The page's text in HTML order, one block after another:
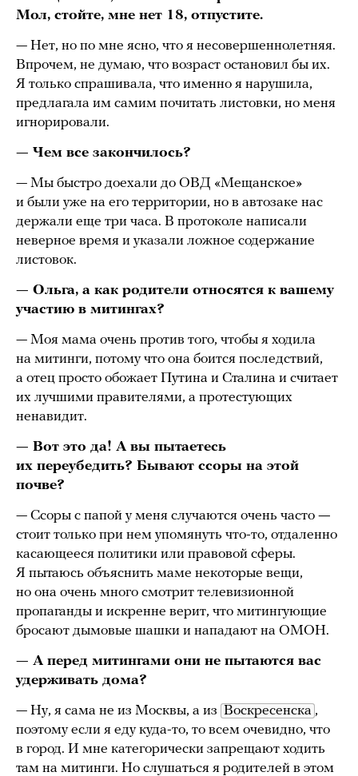
Мол, стойте, мне нет 18, отпустите.
— Нет, но по мне ясно, что я несовершеннолетняя.
Впрочем, не думаю, что возраст остановил бы их.
Я только спрашивала, что именно я нарушила,
предлагала им самим почитать листовки, но меня
игнорировали.
— Чем все закончилось?
— Мы быстро доехали до ОВД «Мещанское»
и были уже на его территории, но в автозаке нас
держали еще три часа. В протоколе написали
неверное время и указали ложное содержание
листовок.
— Ольга, а как родители относятся к вашему
участию в митингах?
— Моя мама очень против того, чтобы я ходила
на митинги, потому что она боится последствий,
а отец просто обожает Путина и Сталина и считает
их лучшими правителями, а протестующих
ненавидит.
— Вот это да! А вы пытаетесь
их переубедить? Бывают ссоры на этой
почве?
— Ссоры с папой у меня случаются очень часто —
стоит только при нем упомянуть что-то, отдаленно
касающееся политики или правовой сферы.
Я пытаюсь объяснить маме некоторые вещи,
но она очень много смотрит телевизионной
пропаганды и искренне верит, что митингующие
бросают дымовые шашки и нападают на ОМОН.
— А перед митингами они не пытаются вас
удерживать дома?
— Ну, я сама не из Москвы, а из Воскресенска ,
поэтому если я еду куда-то, то всем очевидно, что
в город. И мне категорически запрещают ходить
там на митинги. Но слушаться я родителей в этом